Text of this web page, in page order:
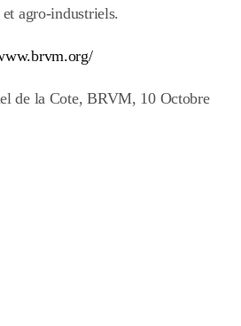
agro-industriels.
de la Cote, BRVM, 10 Octobre